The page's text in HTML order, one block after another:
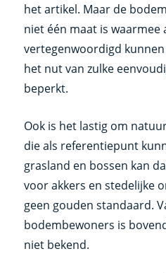
het artikel. Maar de
niet één maat is waarmee
vertegenwoordigd
het nut van zulke
beperkt.
Ook is het lastig om
die als referentiepunt
grasland en bossen kan
voor akkers en stedelijke
geen gouden standaard.
bodembewoners is
niet bekend.